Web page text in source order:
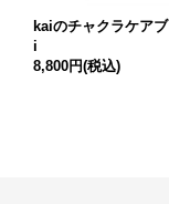
kaiのチャクラケア
i
8,800円(税込)